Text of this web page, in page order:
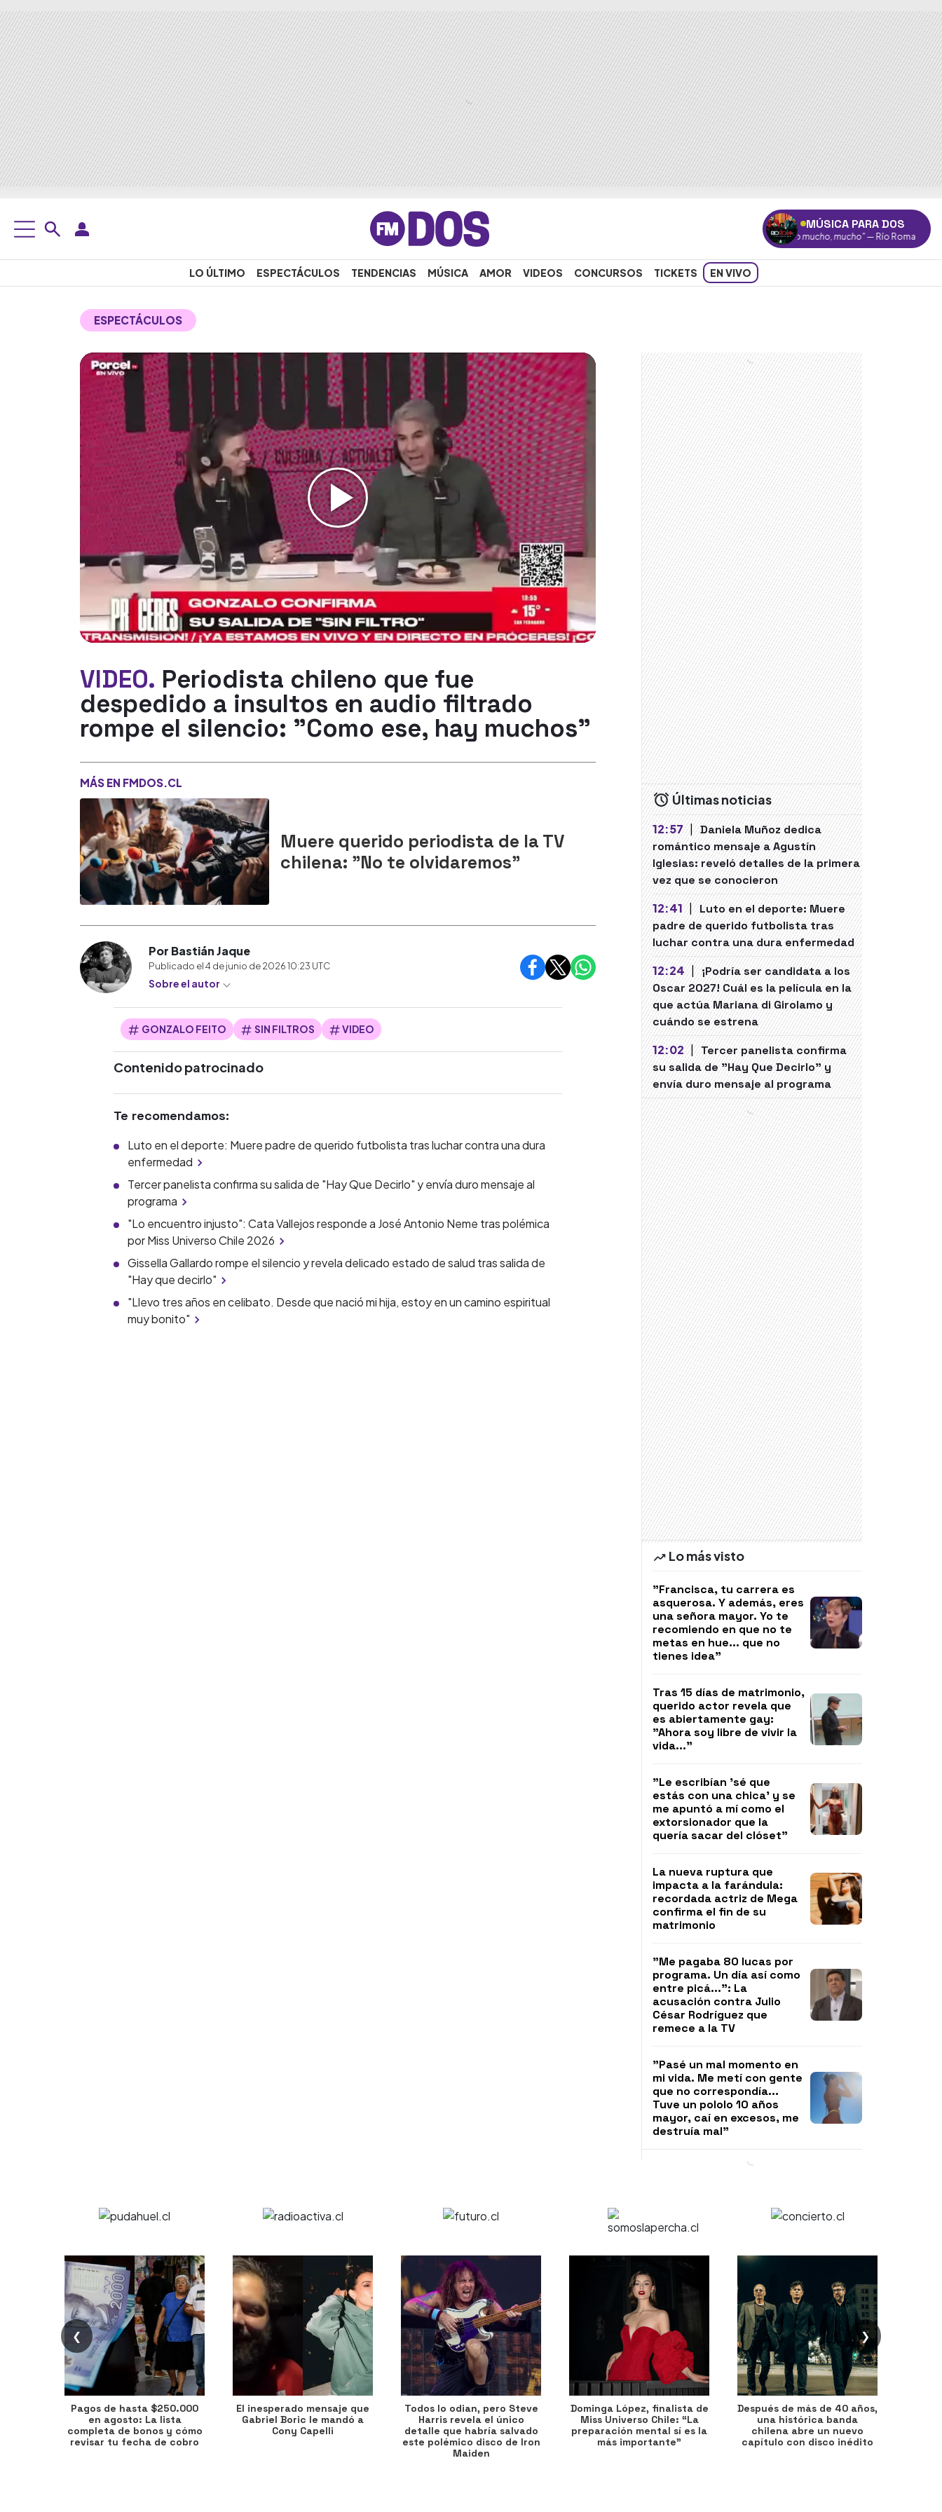
MÚSICA PARA DOS
"Te quiero mucho, mucho"— Río Roma
LO ÚLTIMO ESPECTÁCULOS TENDENCIAS MÚSICA AMOR VIDEOS CONCURSOS TICKETS EN VIVO
ESPECTÁCULOS
VIDEO. Periodista chileno que fue
despedido a insultos en audio filtrado
rompe el silencio: "Como ese, hay muchos"
MÁS EN FMDOS.CL
Muere querido periodista de la TV
chilena: "No te olvidaremos"
Por Bastián Jaque
Publicado el4 de junio de 2026 10:23 UTC
Sobre el autor
GONZALO FEITO SIN FILTROS VIDEO
Contenido patrocinado
Te recomendamos:
Luto en el deporte: Muere padre de querido futbolista tras luchar contra una dura
enfermedad
Tercer panelista confirma su salida de "Hay Que Decirlo" y envía duro mensaje al
programa
"Lo encuentro injusto": Cata Vallejos responde a José Antonio Neme tras polémica
por Miss Universo Chile 2026
Gissella Gallardo rompe el silencio y revela delicado estado de salud tras salida de
"Hay que decirlo"
"Llevo tres años en celibato. Desde que nació mi hija, estoy en un camino espiritual
muy bonito"
Últimas noticias
12:57 | Daniela Muñoz dedica
romántico mensaje a Agustín
Iglesias: reveló detalles de la primera
vez que se conocieron
12:41 | Luto en el deporte: Muere
padre de querido futbolista tras
luchar contra una dura enfermedad
12:24 | ¡Podría ser candidata a los
Oscar 2027! Cuál es la película en la
que actúa Mariana di Girolamo y
cuándo se estrena
12:02 | Tercer panelista confirma
su salida de "Hay Que Decirlo" y
envía duro mensaje al programa
Lo más visto
"Francisca, tu carrera es
asquerosa. Y además, eres
una señora mayor. Yo te
recomiendo en que no te
metas en hue... que no
tienes idea"
Tras 15 días de matrimonio,
querido actor revela que
es abiertamente gay:
"Ahora soy libre de vivir la
vida..."
"Le escribían 'sé que
estás con una chica' y se
me apuntó a mí como el
extorsionador que la
quería sacar del clóset"
La nueva ruptura que
impacta a la farándula:
recordada actriz de Mega
confirma el fin de su
matrimonio
"Me pagaba 80 lucas por
programa. Un día así como
entre picá...": La
acusación contra Julio
César Rodríguez que
remece a la TV
"Pasé un mal momento en
mi vida. Me metí con gente
que no correspondía...
Tuve un pololo 10 años
mayor, caí en excesos, me
destruía mal"
❮ ❯
Pagos de hasta $250.000
en agosto: La lista
completa de bonos y cómo
revisar tu fecha de cobro
El inesperado mensaje que
Gabriel Boric le mandó a
Cony Capelli
Todos lo odian, pero Steve
Harris revela el único
detalle que habría salvado
este polémico disco de Iron
Maiden
Dominga López, finalista de
Miss Universo Chile: “La
preparación mental sí es la
más importante”
Después de más de 40 años,
una histórica banda
chilena abre un nuevo
capítulo con disco inédito